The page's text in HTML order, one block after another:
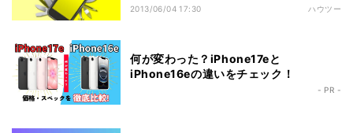
2013/06/04 17:30 ハウツー
何が変わった？iPhone17eと
iPhone16eの違いをチェック！
- PR -